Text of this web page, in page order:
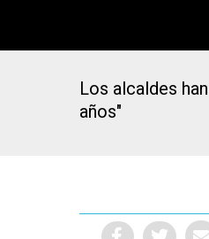
Los alcaldes
años"